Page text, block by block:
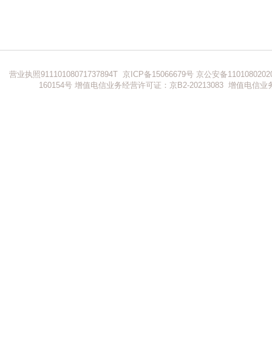
营业执照91110108071737894T 京ICP备15066679号 京公安备
160154号 增值电信业务经营许可证：京B2-20213083 增值电信业